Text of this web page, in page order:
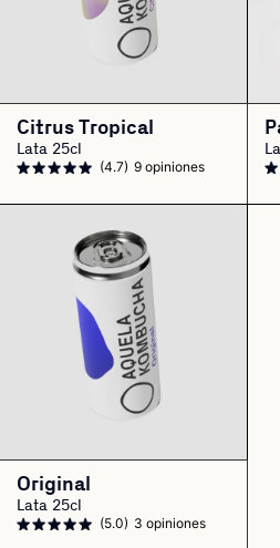
Citrus Tropical
Lata 25cl
(4.7) 9 opiniones
Original
Lata 25cl
(5.0) 3 opiniones